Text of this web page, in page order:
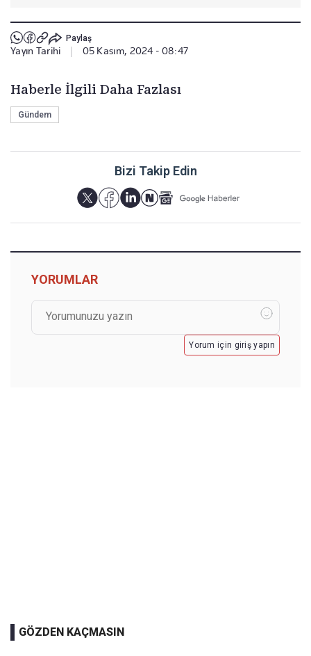
Paylaş
Yayın Tarihi 05 Kasım, 2024 - 08:47
Haberle İlgili Daha Fazlası
Gündem
Bizi Takip Edin
YORUMLAR
Yorum için giriş yapın
GÖZDEN KAÇMASIN